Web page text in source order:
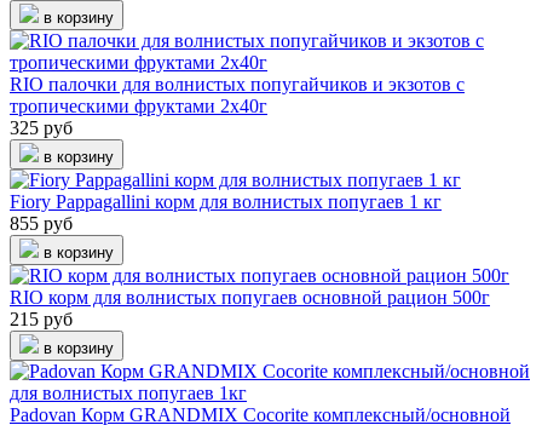
в корзину
RIO палочки для волнистых попугайчиков и экзотов с
тропическими фруктами 2х40г
325 руб
в корзину
Fiory Pappagallini корм для волнистых попугаев 1 кг
855 руб
в корзину
RIO корм для волнистых попугаев основной рацион 500г
215 руб
в корзину
Padovan Корм GRANDMIX Cocorite комплексный/основной